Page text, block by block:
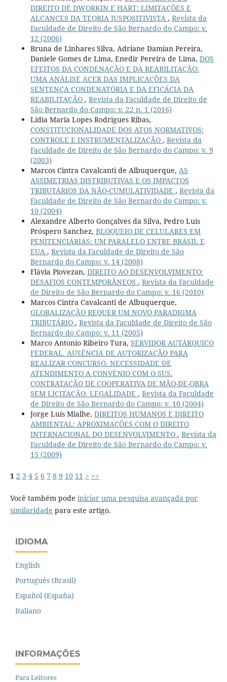
DIREITO DE DWORKIN E HART: LIMITAÇÕES E
ALCANCES DA TEORIA JUSPOSITIVISTA , Revista da
Faculdade de Direito de São Bernardo do Campo: v.
12 (2006)
Bruna de Linhares Silva, Adriane Damian Pereira,
Daniele Gomes de Lima, Enedir Pereira de Lima, DOS
EFEITOS DA CONDENAÇÃO E DA REABILITAÇÃO:
UMA ANÁLISE ACER DAS IMPLICAÇÕES DA
SENTENÇA CONDENATÓRIA E DA EFICÁCIA DA
REABILITAÇÃO , Revista da Faculdade de Direito de
São Bernardo do Campo: v. 22 n. 1 (2016)
Lídia Maria Lopes Rodrigues Ribas,
CONSTITUCIONALIDADE DOS ATOS NORMATIVOS:
CONTROLE E INSTRUMENTALIZAÇÃO , Revista da
Faculdade de Direito de São Bernardo do Campo: v. 9
(2003)
Marcos Cintra Cavalcanti de Albuquerque, AS
ASSIMETRIAS DISTRIBUTIVAS E OS IMPACTOS
TRIBUTÁRIOS DA NÃO-CUMULATIVIDADE , Revista da
Faculdade de Direito de São Bernardo do Campo: v.
10 (2004)
Alexandre Alberto Gonçalves da Silva, Pedro Luís
Próspero Sanchez, BLOQUEIO DE CELULARES EM
PENITENCIÁRIAS: UM PARALELO ENTRE BRASIL E
EUA , Revista da Faculdade de Direito de São
Bernardo do Campo: v. 14 (2008)
Flávia Piovezan, DIREITO AO DESENVOLVIMENTO:
DESAFIOS CONTEMPORÂNEOS , Revista da Faculdade
de Direito de São Bernardo do Campo: v. 16 (2010)
Marcos Cintra Cavalcanti de Albuquerque,
GLOBALIZAÇÃO REQUER UM NOVO PARADIGMA
TRIBUTÁRIO , Revista da Faculdade de Direito de São
Bernardo do Campo: v. 11 (2005)
Marco Antonio Ribeiro Tura, SERVIDOR AUTÁRQUICO
FEDERAL. AUSÊNCIA DE AUTORIZAÇÃO PARA
REALIZAR CONCURSO. NECESSIDADE DE
ATENDIMENTO A CONVÊNIO COM O SUS.
CONTRATAÇÃO DE COOPERATIVA DE MÃO-DE-OBRA
SEM LICITAÇÃO. LEGALIDADE , Revista da Faculdade
de Direito de São Bernardo do Campo: v. 10 (2004)
Jorge Luís Mialhe, DIREITOS HUMANOS E DIREITO
AMBIENTAL: APROXIMAÇÕES COM O DIREITO
INTERNACIONAL DO DESENVOLVIMENTO , Revista da
Faculdade de Direito de São Bernardo do Campo: v.
15 (2009)
1 2 3 4 5 6 7 8 9 10 11 > >>
Você também pode iniciar uma pesquisa avançada por
similaridade para este artigo.
IDIOMA
English
Português (Brasil)
Español (España)
Italiano
INFORMAÇÕES
Para Leitores